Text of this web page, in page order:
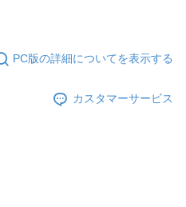
PC版の詳細についてを表示する
カスタマーサービス